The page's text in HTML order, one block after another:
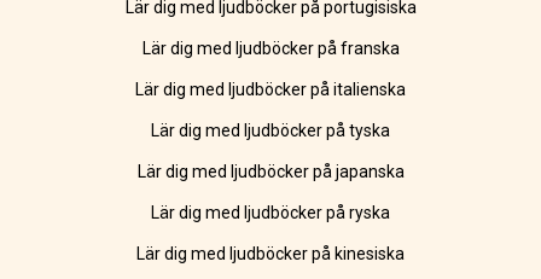
Lär dig med ljudböcker på portugisiska
Lär dig med ljudböcker på franska
Lär dig med ljudböcker på italienska
Lär dig med ljudböcker på tyska
Lär dig med ljudböcker på japanska
Lär dig med ljudböcker på ryska
Lär dig med ljudböcker på kinesiska